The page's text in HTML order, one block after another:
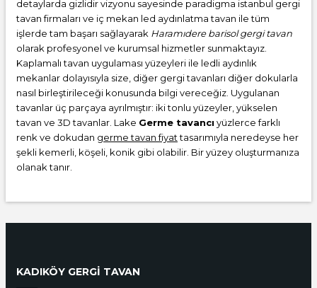
detaylarda gizlidir vizyonu sayesinde paradigma istanbul gergi
tavan firmaları ve iç mekan led aydınlatma tavan ile tüm
işlerde tam başarı sağlayarak Haramıdere barisol gergi tavan
olarak profesyonel ve kurumsal hizmetler sunmaktayız.
Kaplamalı tavan uygulaması yüzeyleri ile ledli aydınlık
mekanlar dolayısıyla size, diğer gergi tavanları diğer dokularla
nasıl birleştirileceği konusunda bilgi vereceğiz. Uygulanan
tavanlar üç parçaya ayrılmıştır: iki tonlu yüzeyler, yükselen
tavan ve 3D tavanlar. Lake Germe tavancı yüzlerce farklı
renk ve dokudan germe tavan fiyattasarımıyla neredeyse her
şekli kemerli, köşeli, konik gibi olabilir. Bir yüzey oluşturmanıza
olanak tanır.
KADIKÖY GERGİ TAVAN